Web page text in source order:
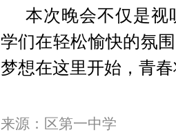
本次晚会不仅是视
学们在轻松愉快的氛
梦想在这里开始，青
来源：区第一中学